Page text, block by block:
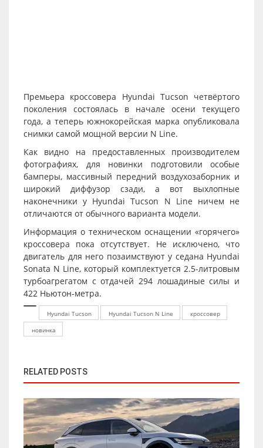
Премьера кроссовера Hyundai Tucson четвёртого
поколения состоялась в начале осени текущего
года, а теперь южнокорейская марка опубликовала
снимки самой мощной версии N Line.
Как видно на предоставленных производителем
фотографиях, для новинки подготовили особые
бамперы, массивный передний воздухозаборник и
широкий диффузор сзади, а вот выхлопные
наконечники у Hyundai Tucson N Line ничем не
отличаются от обычного варианта модели.
Информация о техническом оснащении «горячего»
кроссовера пока отсутствует. Не исключено, что
двигатель для него позаимствуют у седана Hyundai
Sonata N Line, который комплектуется 2.5-литровым
турбоагрегатом с отдачей 294 лошадиные силы и
422 Ньютон-метра.
Hyundai Tucson Hyundai Tucson N Line
кроссовер
новинка
RELATED POSTS